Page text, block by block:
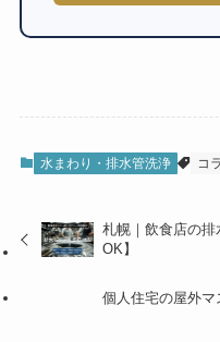
水まわり・排水管洗浄 コ
札幌｜飲食店の排
OK】
個人住宅の屋外